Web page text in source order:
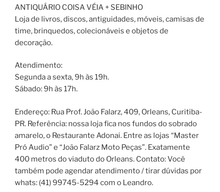
ANTIQUÁRIO COISA VÉIA + SEBINHO
Loja de livros, discos, antiguidades, móveis, camisas de
time, brinquedos, colecionáveis e objetos de
decoração.
Atendimento:
Segunda a sexta, 9h às 19h.
Sábado: 9h às 17h.
Endereço: Rua Prof. João Falarz, 409, Orleans, Curitiba-
PR. Referência: nossa loja fica nos fundos do sobrado
amarelo, o Restaurante Adonai. Entre as lojas “Master
Pró Audio” e “João Falarz Moto Peças”. Exatamente
400 metros do viaduto do Orleans. Contato: Você
também pode agendar atendimento / tirar dúvidas por
whats: (41) 99745-5294 com o Leandro.